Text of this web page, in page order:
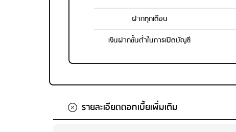
ฝากทุกเดือน
เงินฝากขั้นต่ำในการเปิดบัญชี
รายละเอียดดอกเบี้ยเพิ่มเติม